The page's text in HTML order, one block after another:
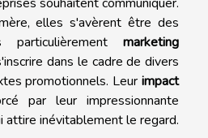
elles s'avèrent être des
particulièrement marketing
dans le cadre de divers
promotionnels. Leur impact
par leur impressionnante
attire inévitablement le regard.